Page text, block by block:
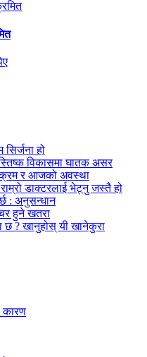
हो
विकासमा घातक असर
क्रम र आजको अवस्था
डाक्टरलाई भेट्नु जस्तै हो
: अनुसन्धान
हुने खतरा
छ ? खानुहोस् यी खानेकुरा
कारण